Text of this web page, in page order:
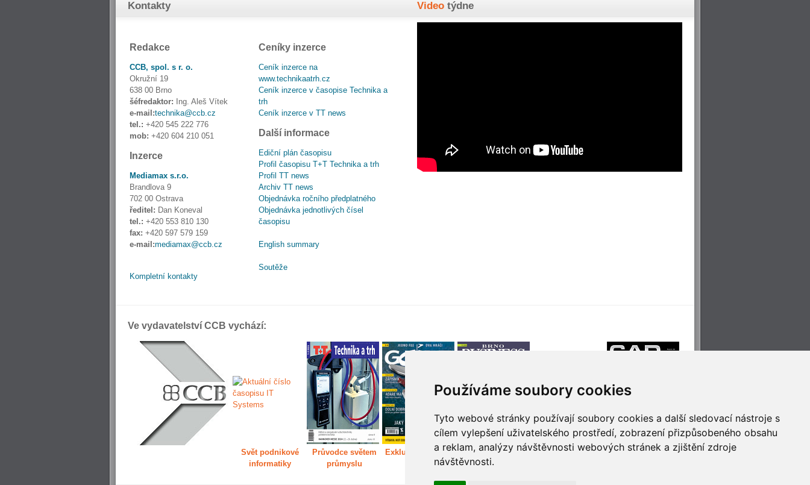
Používáme soubory cookies
Tyto webové stránky používají soubory cookies a další sledovací nástroje s
cílem vylepšení uživatelského prostředí, zobrazení přizpůsobeného obsahu
a reklam, analýzy návštěvnosti webových stránek a zjištění zdroje
návštěvnosti.
Kontakty
Redakce
CCB, spol. s r. o.
Okružní 19
638 00 Brno
šéfredaktor: Ing. Aleš Vítek
e-mail:technika@ccb.cz
tel.: +420 545 222 776
mob: +420 604 210 051
Inzerce
Mediamax s.r.o.
Brandlova 9
702 00 Ostrava
ředitel: Dan Koneval
tel.: +420 553 810 130
fax: +420 597 579 159
e-mail:mediamax@ccb.cz
Kompletní kontakty
Ceníky inzerce
Ceník inzerce na
www.technikaatrh.cz
Ceník inzerce v časopise Technika a
trh
Ceník inzerce v TT news
Další informace
Ediční plán časopisu
Profil časopisu T+T Technika a trh
Profil TT news
Archiv TT news
Objednávka ročního předplatného
Objednávka jednotlivých čísel
časopisu
English summary
Soutěže
Video týdne
Ve vydavatelství CCB vychází:
Svět podnikové
informatiky
Průvodce světem
průmyslu
Exkluzivně světem
Děláme Brno větší Příjemné cestování
Technologie pro